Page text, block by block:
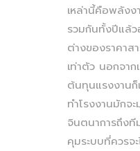
เหล่านี้คือพลัง
รวมกันทั้งปีแล้
ต่างของราคา
เท่าตัว นอกจา
ต้นทุนแรงงาน
ทำโรงงานมักจ
จินตนาการถึง
คุมระบบที่ควรจ